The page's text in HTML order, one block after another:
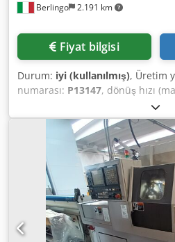
Berlingo 2.191 km
Fiyat bilgisi
Durum: iyi (kullanılmış), Üretim
numarası: P13147, dönüş hızı
, 2002'de
donatılmıştır - bazı takım
Mitsubishi MELDAS 635 Kontrol